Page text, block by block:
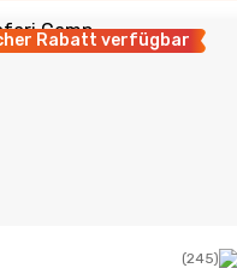
Rabatt verfügbar
(245)